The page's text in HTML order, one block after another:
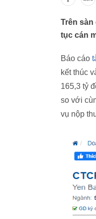
Trên
tục cán
Báo cáo
kết thúc
165,3 tỷ
so với
vụ nộp